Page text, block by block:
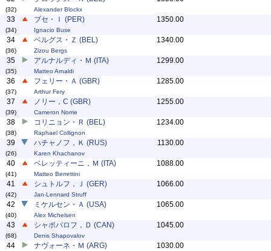
(32) Alexander Blockx
33
(34)
ブセ・Ｉ (PER)
Ignacio Buse
1350.00
34
(36)
ベルグス・Ｚ (BEL)
Zizou Bergs
1340.00
35
(35)
アルナルディ・Ｍ (ITA)
Matteo Arnaldi
1299.00
36
(37)
フェリー・Ａ (GBR)
Arthur Fery
1285.00
37
(39)
ノリー，C (GBR)
Cameron Norrie
1255.00
38
(38)
コリニョン・Ｒ (BEL)
Raphael Collignon
1234.00
39
(26)
ハチャノフ，Ｋ (RUS)
Karen Khachanov
1130.00
40
(41)
ベレッティーニ，Ｍ (ITA)
Matteo Berrettini
1088.00
41
(42)
シュトルフ，Ｊ (GER)
Jan-Lennard Struff
1066.00
42
(40)
ミケルセン・Ａ (USA)
Alex Michelsen
1065.00
43
(68)
シャポバロフ，Ｄ (CAN)
Denis Shapovalov
1045.00
44 ナヴォーネ・Ｍ (ARG) 1030.00